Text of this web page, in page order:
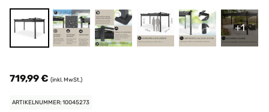
+1
719,99 € (inkl. MwSt.)
ARTIKELNUMMER: 10045273